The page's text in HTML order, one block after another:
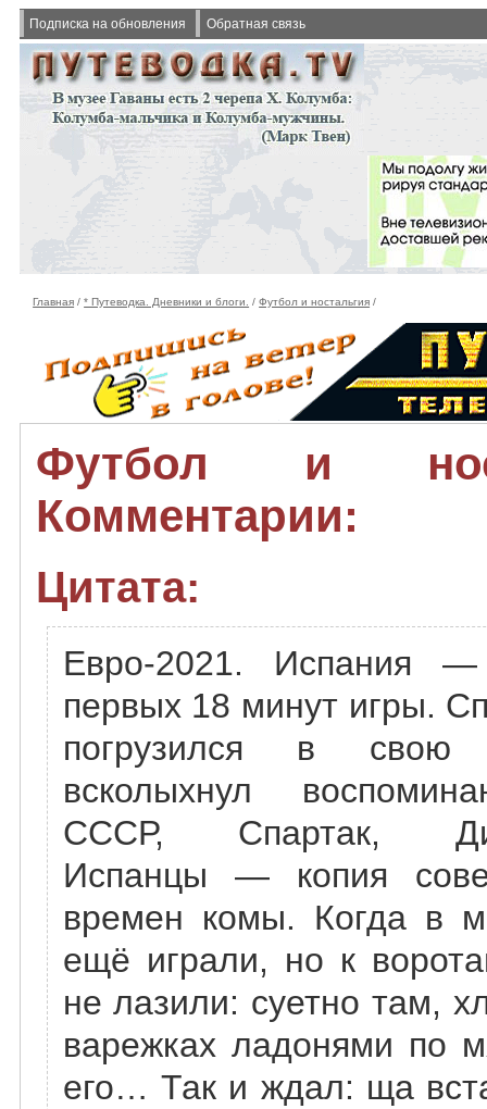
Подписка на обновления Обратная связь
Главная /* Путеводка. Дневники и блоги. /Футбол и ностальгия /
Футбол и
Комментарии:
Цитата:
Евро-2021. Испания
первых 18 минут игры.
погрузился в
всколыхнул
СССР, Спартак,
Испанцы — копия
времен комы. Когда в
ещё играли, но к
не лазили: суетно там,
варежках ладонями по
его… Так и ждал: ща